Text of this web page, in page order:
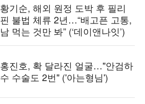
황기순, 해외 원정 도박 후 필리
핀 불법 체류 2년…“배고픈 고통,
남 먹는 것만 봐” (‘데이앤나잇’)
홍진호, 확 달라진 얼굴…"안검하
수 수술도 2번" ('아는형님')